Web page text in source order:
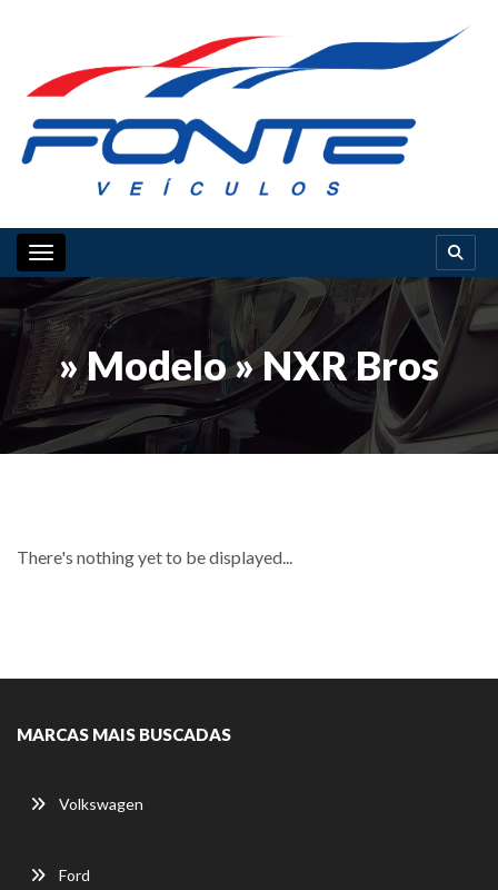
Toggle navigation
» Modelo » NXR Bros
There's nothing yet to be displayed...
MARCAS MAIS BUSCADAS
Volkswagen
Ford